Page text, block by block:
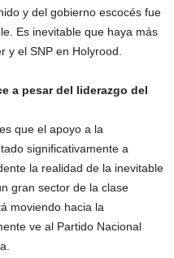
y del gobierno escocés fue
Es inevitable que haya más
y el SNP en Holyrood.
a pesar del liderazgo del
que el apoyo a la
significativamente a
la realidad de la inevitable
gran sector de la clase
moviendo hacia la
ve al Partido Nacional